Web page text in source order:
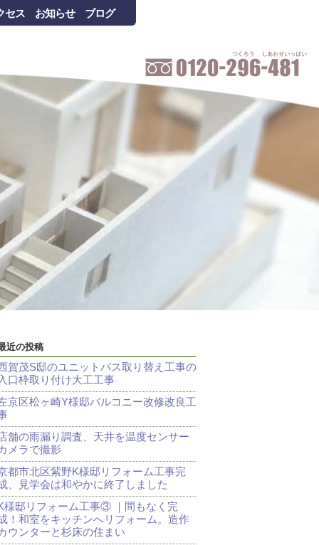
セス お知らせ ブログ
近の投稿
賀茂S邸のユニットバス取り替え工事の
入口枠取り付け大工工事
京区松ヶ崎Y様邸バルコニー改修改良工
舗の雨漏り調査、天井を温度センサー
メラで撮影
都市北区紫野K様邸リフォーム工事完
、見学会は和やかに終了しました
様邸リフォーム工事③ ｜間もなく完
！和室をキッチンへリフォーム。造作
ウンターと杉床の住まい